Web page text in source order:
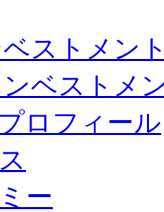
ストメン
ベストメ
ロフィール
ー